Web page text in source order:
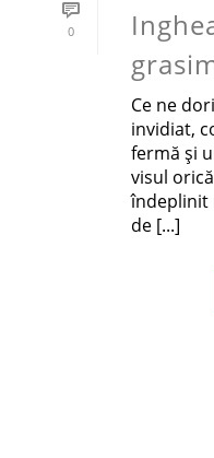
0
Ce ne
invidiat,
fermă şi
visul
îndeplinit
de [...]